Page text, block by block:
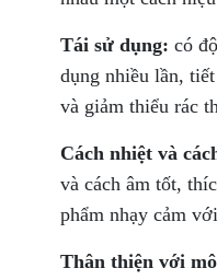
Tái sử dụng: có
dụng nhiều lần,
và giảm thiểu rác
Cách nhiệt và
và cách âm tốt,
phẩm nhạy cảm
Thân thiện với